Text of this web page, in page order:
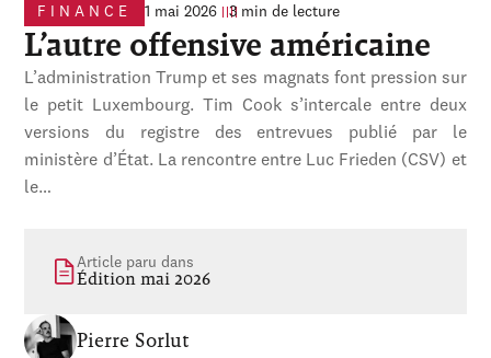
FINANCE
1 mai 2026 3 min de lecture
L’autre offensive américaine
L’administration Trump et ses magnats font pression sur
le petit Luxembourg. Tim Cook s’intercale entre deux
versions du registre des entrevues publié par le
ministère d’État. La rencontre entre Luc Frieden (CSV) et
le…
Article paru dans
Édition mai 2026
Pierre Sorlut